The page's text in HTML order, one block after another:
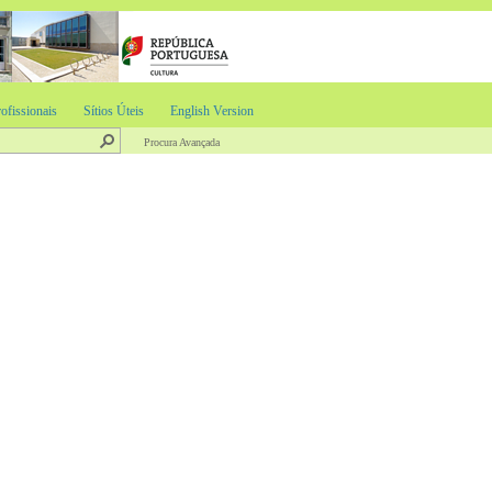
Sítios Úteis English Version
Procura Avançada